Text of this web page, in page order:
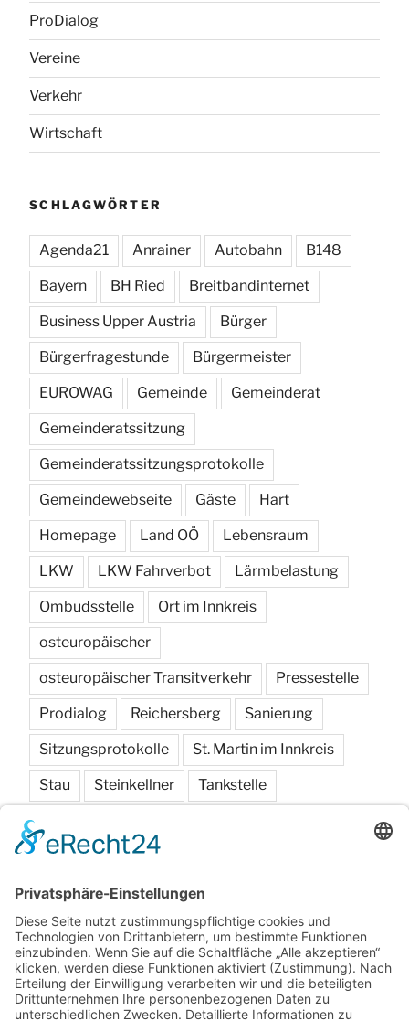
ProDialog
Vereine
Verkehr
Wirtschaft
SCHLAGWÖRTER
Agenda21 Anrainer Autobahn B148
Bayern BH Ried Breitbandinternet
Business Upper Austria Bürger
Bürgerfragestunde Bürgermeister
EUROWAG Gemeinde Gemeinderat
Gemeinderatssitzung
Gemeinderatssitzungsprotokolle
Gemeindewebseite Gäste Hart
Homepage Land OÖ Lebensraum
LKW LKW Fahrverbot Lärmbelastung
Ombudsstelle Ort im Innkreis
osteuropäischer
osteuropäischer Transitverkehr Pressestelle
Prodialog Reichersberg Sanierung
Sitzungsprotokolle St. Martin im Innkreis
Stau Steinkellner Tankstelle
Verhandlungsschriften
Verkehrszählung Wirtschaftspark